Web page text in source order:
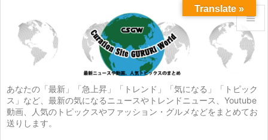
あなたの「最新」「急上昇」「トレンド」「気になる」「トピック
ス」など、最新の気になるニュースやトレンドニュース、Youtube
動画、人気のトピックスやファッション・グルメなどをまとめてお
送りします。


メニュ
サイド

前へ
Translate »